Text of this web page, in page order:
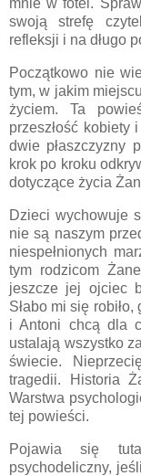
mnie w fotel.
swoją strefę
refleksji i na długo
Początkowo nie
tym, w jakim
życiem. Ta
przeszłość kobiety
dwie płaszczyzny
krok po kroku
dotyczące życia
Dzieci wychowuje
nie są naszym
niespełnionych
tym rodzicom
jeszcze jej ojciec
Słabo mi się
i Antoni chcą dla
ustalają wszystko
świecie.
tragedii. Historia
Warstwa
tej powieści.
Pojawia się
psychodeliczny,